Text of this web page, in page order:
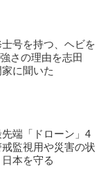
号を持つ、ヘビを
さの理由を志田
に聞いた
端「ドローン」4
監視用や災害の状
本を守る